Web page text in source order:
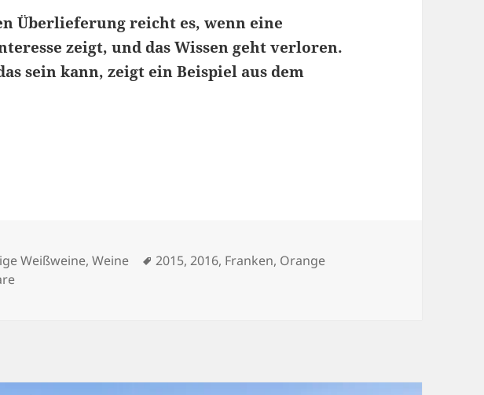
Überlieferung reicht es, wenn eine
zeigt, und das Wissen geht verloren.
sein kann, zeigt ein Beispiel aus dem
Weißweine,Weine Schlagwörter
2015,2016, Franken, Orange
zu Uropas Versäumnis